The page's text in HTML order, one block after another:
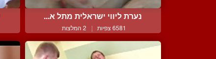
נערת ליווי ישראלית מתל א...
6581 צפיות | 2 המלצות